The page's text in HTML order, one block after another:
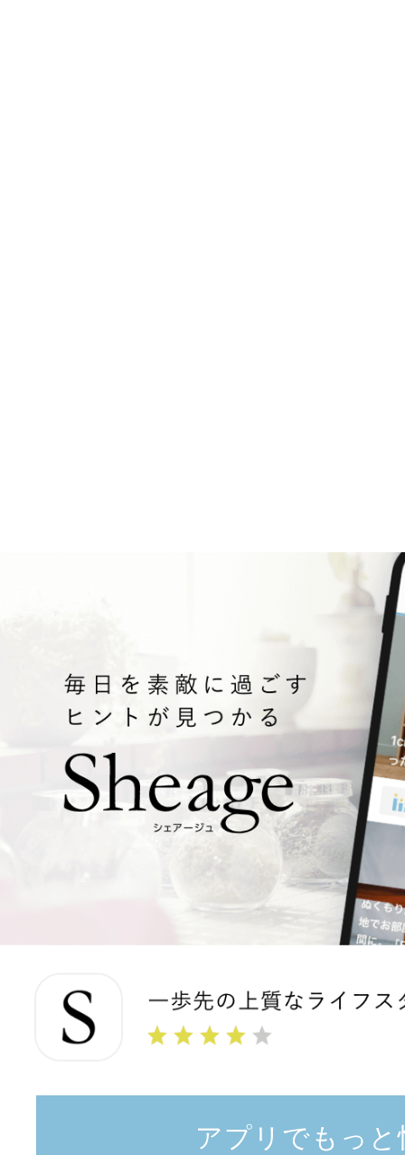
アプリでもっと